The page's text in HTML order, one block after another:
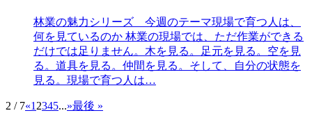
林業の魅力シリーズ 今週のテーマ現場で育つ人は、
何を見ているのか 林業の現場では、ただ作業ができる
だけでは足りません。木を見る。足元を見る。空を見
る。道具を見る。仲間を見る。そして、自分の状態を
見る。現場で育つ人は…
2 / 7«1 2345...»最後 »